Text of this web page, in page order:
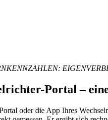
Portal –
oder die App Ihres